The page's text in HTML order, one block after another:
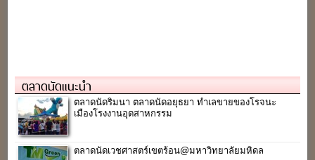
ตลาดนัดแนะนำ
ตลาดนัดริมนา ตลาดนัดอยุธยา ทำเลขายของโรจนะ
เมืองโรงงานอุตสาหกรรม
ตลาดนัดเวชศาสตร์เขตร้อน@มหาวิทยาลัยมหิดล